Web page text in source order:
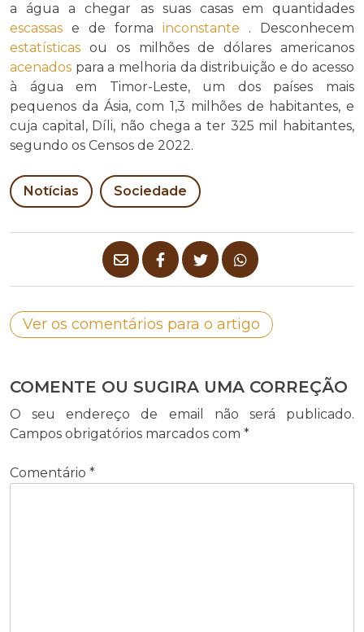
a água a chegar as suas casas em quantidades
escassas e de forma inconstante . Desconhecem
estatísticas ou os milhões de dólares americanos
acenados para a melhoria da distribuição e do acesso
à água em Timor-Leste, um dos países mais
pequenos da Ásia, com 1,3 milhões de habitantes, e
cuja capital, Díli, não chega a ter 325 mil habitantes,
segundo os Censos de 2022.
Notícias Sociedade
Ver os comentários para o artigo
COMENTE OU SUGIRA UMA CORREÇÃO
O seu endereço de email não será publicado.
Campos obrigatórios marcados com *
Comentário *